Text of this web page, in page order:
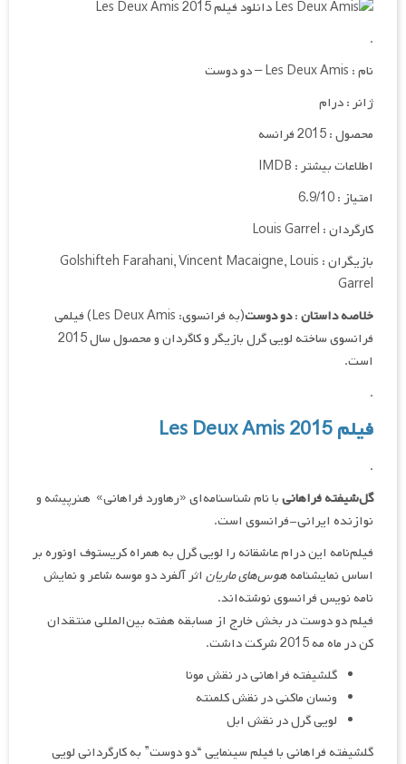
.
نام : Les Deux Amis – دو دوست
ژانر : درام
محصول : 2015 فرانسه
اطلاعات بیشتر : IMDB
امتیاز : 6.9/10
کارگردان : Louis Garrel
بازیگران :
Golshifteh Farahani,Vincent Macaigne,Louis
Garrel
خلاصه داستان:دو دوست(به فرانسوی: Les Deux Amis) فیلمی
فرانسوی ساخته لویی گرل بازیگر و کاگردان و محصول سال 2015
است.
.
فیلم Les Deux Amis 2015
.
گل‌شیفته فراهانیبا نام شناسنامه‌ای «رهاورد فراهانی» هنرپیشه و
نوازنده ایرانی-فرانسوی است.
فیلم‌نامه این درام عاشقانه را لویی گرل به همراه کریستوف اونوره بر
اساس نمایشنامههوس‌های ماریان اثر آلفرد دو موسه شاعر و نمایش
نامه نویس فرانسوی نوشته‌اند.
فیلم دو دوست در بخش خارج از مسابقه هفته بین‌المللی منتقدان
کن در ماه مه 2015 شرکت داشت.
گلشیفته فراهانی در نقش مونا
ونسان ماکنی در نقش کلمنته
لویی گرل در نقش ابل
گلشیفته فراهانی با فیلم سینمایی “دو دوست” به کارگردانی لویی